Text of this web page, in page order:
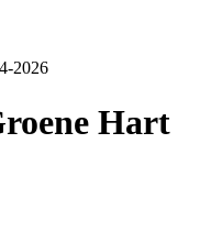
2026
Hart